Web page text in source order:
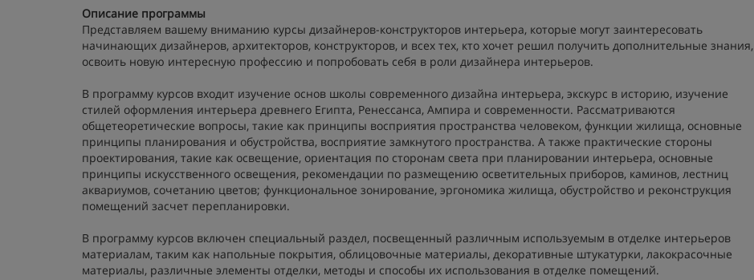
Описание программы
Представляем вашему вниманию курсы дизайнеров-конструкторов интерьера, которые могут заинтересовать
начинающих дизайнеров, архитекторов, конструкторов, и всех тех, кто хочет решил получить дополнительные знания,
освоить новую интересную профессию и попробовать себя в роли дизайнера интерьеров.
В программу курсов входит изучение основ школы современного дизайна интерьера, экскурс в историю, изучение
стилей оформления интерьера древнего Египта, Ренессанса, Ампира и современности. Рассматриваются
общетеоретические вопросы, такие как принципы восприятия пространства человеком, функции жилища, основные
принципы планирования и обустройства, восприятие замкнутого пространства. А также практические стороны
проектирования, такие как освещение, ориентация по сторонам света при планировании интерьера, основные
принципы искусственного освещения, рекомендации по размещению осветительных приборов, каминов, лестниц
аквариумов, сочетанию цветов; функциональное зонирование, эргономика жилища, обустройство и реконструкция
помещений засчет перепланировки.
В программу курсов включен специальный раздел, посвещенный различным используемым в отделке интерьеров
материалам, таким как напольные покрытия, облицовочные материалы, декоративные штукатурки, лакокрасочные
материалы, различные элементы отделки, методы и способы их использования в отделке помещений.